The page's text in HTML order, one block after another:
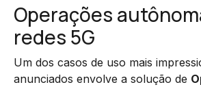
Operações
redes 5G
Um dos casos de uso mais
anunciados envolve a solução de